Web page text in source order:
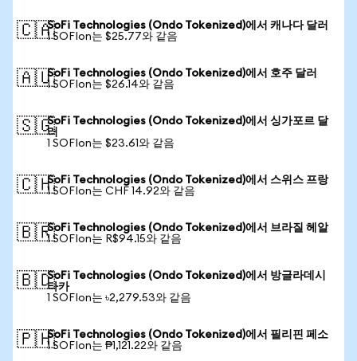
🇨🇦SoFi Technologies (Ondo Tokenized)에서 캐나다 달러
1 SOFIon는 $25.77와 같음
🇦🇺SoFi Technologies (Ondo Tokenized)에서 호주 달러
1 SOFIon는 $26.14와 같음
🇸🇬SoFi Technologies (Ondo Tokenized)에서 싱가포르 달
러
1 SOFIon는 $23.61와 같음
🇨🇭SoFi Technologies (Ondo Tokenized)에서 스위스 프랑
1 SOFIon는 CHF 14.92와 같음
🇧🇷SoFi Technologies (Ondo Tokenized)에서 브라질 헤알
1 SOFIon는 R$94.15와 같음
🇧🇩SoFi Technologies (Ondo Tokenized)에서 방글라데시
타카
1 SOFIon는 ৳2,279.53와 같음
🇵🇭SoFi Technologies (Ondo Tokenized)에서 필리핀 페소
1 SOFIon는 ₱1,121.22와 같음